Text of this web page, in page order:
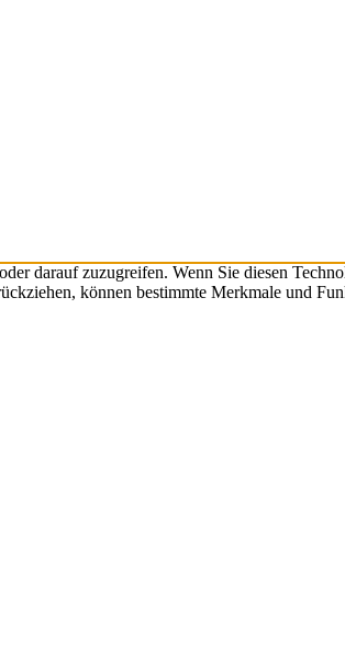
darauf zuzugreifen. Wenn Sie diesen
können bestimmte Merkmale und